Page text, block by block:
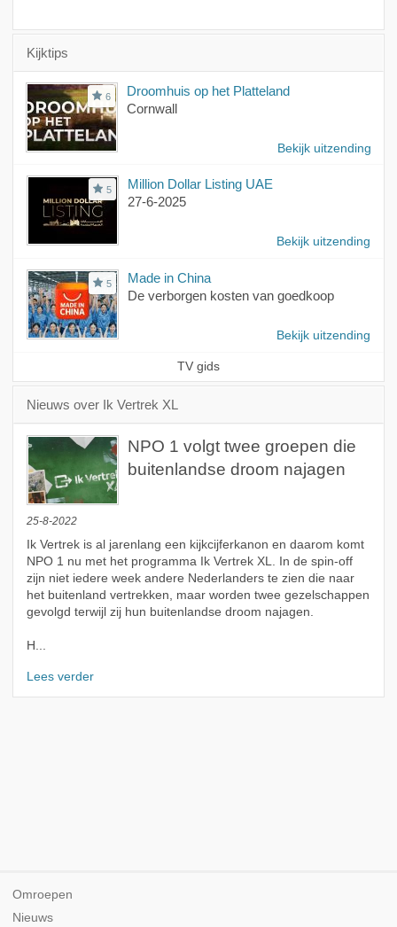
Kijktips
6
Droomhuis op het Platteland
Cornwall
Bekijk uitzending
5
Million Dollar Listing UAE
27-6-2025
Bekijk uitzending
5
Made in China
De verborgen kosten van goedkoop
Bekijk uitzending
TV gids
Nieuws over Ik Vertrek XL
NPO 1 volgt twee groepen die
buitenlandse droom najagen
25-8-2022
Ik Vertrek is al jarenlang een kijkcijferkanon en daarom komt
NPO 1 nu met het programma Ik Vertrek XL. In de spin-off
zijn niet iedere week andere Nederlanders te zien die naar
het buitenland vertrekken, maar worden twee gezelschappen
gevolgd terwijl zij hun buitenlandse droom najagen.
H...
Lees verder
Omroepen
Nieuws